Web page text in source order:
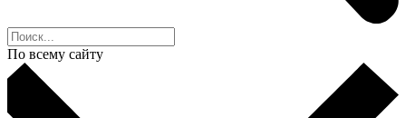
По всему сайту